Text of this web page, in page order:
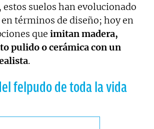
suelos han evolucionado
términos de diseño; hoy en
que imitan madera,
pulido o cerámica con un
.
felpudo de toda la vida